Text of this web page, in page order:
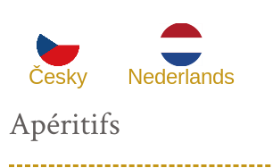
Česky Nederlands
Apéritifs